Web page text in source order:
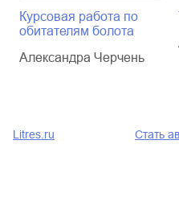
Курсовая работа по
обитателям болота
Александра Черчень
Litres.ru Стать